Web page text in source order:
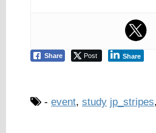
Share Post Share
- event, study jp_stripes,